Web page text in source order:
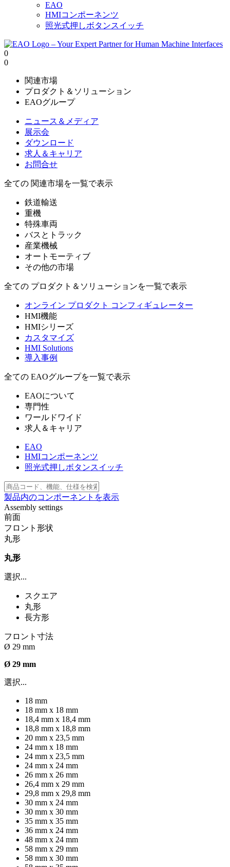
EAO
HMIコンポーネンツ
照光式押しボタンスイッチ
0
0
関連市場
プロダクト＆ソリューション
EAOグループ
ニュース＆メディア
展示会
ダウンロード
求人＆キャリア
お問合せ
全ての 関連市場を一覧で表示
鉄道輸送
重機
特殊車両
バスとトラック
産業機械
オートモーティブ
その他の市場
全ての プロダクト＆ソリューションを一覧で表示
オンライン プロダクト コンフィギュレーター
HMI機能
HMIシリーズ
カスタマイズ
HMI Solutions
導入事例
全ての EAOグループを一覧で表示
EAOについて
専門性
ワールドワイド
求人＆キャリア
EAO
HMIコンポーネンツ
照光式押しボタンスイッチ
製品内のコンポーネントを表示
Assembly settings
前面
フロント形状
丸形
丸形
選択...
スクエア
丸形
長方形
フロント寸法
Ø 29 mm
Ø 29 mm
選択...
18 mm
18 mm x 18 mm
18,4 mm x 18,4 mm
18,8 mm x 18,8 mm
20 mm x 23,5 mm
24 mm x 18 mm
24 mm x 23,5 mm
24 mm x 24 mm
26 mm x 26 mm
26,4 mm x 29 mm
29,8 mm x 29,8 mm
30 mm x 24 mm
30 mm x 30 mm
35 mm x 35 mm
36 mm x 24 mm
48 mm x 24 mm
58 mm x 29 mm
58 mm x 30 mm